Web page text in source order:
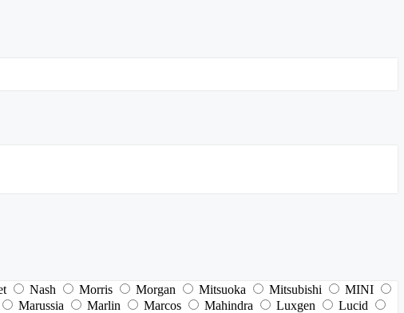
Nash Morris Morgan Mitsuoka Mitsubishi
MINI
Marussia Marlin Marcos Mahindra Luxgen
Lucid